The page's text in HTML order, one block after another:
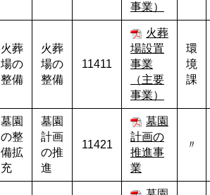
事業）
火葬
場の
整備
火葬
場の
整備
11411
火葬
場設置
事業
（主要
事業）
環
境
課
墓園
の整
備拡
充
墓園
計画
の推
進
11421
墓園
計画の
推進事
業
〃